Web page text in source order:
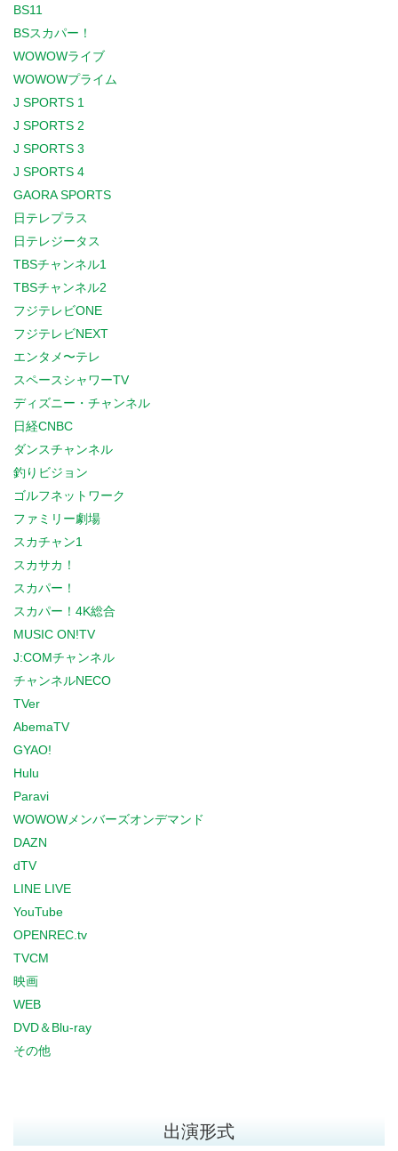
BS11
BSスカパー！
WOWOWライブ
WOWOWプライム
J SPORTS 1
J SPORTS 2
J SPORTS 3
J SPORTS 4
GAORA SPORTS
日テレプラス
日テレジータス
TBSチャンネル1
TBSチャンネル2
フジテレビONE
フジテレビNEXT
エンタメ〜テレ
スペースシャワーTV
ディズニー・チャンネル
日経CNBC
ダンスチャンネル
釣りビジョン
ゴルフネットワーク
ファミリー劇場
スカチャン1
スカサカ！
スカパー！
スカパー！4K総合
MUSIC ON!TV
J:COMチャンネル
チャンネルNECO
TVer
AbemaTV
GYAO!
Hulu
Paravi
WOWOWメンバーズオンデマンド
DAZN
dTV
LINE LIVE
YouTube
OPENREC.tv
TVCM
映画
WEB
DVD＆Blu-ray
その他
出演形式